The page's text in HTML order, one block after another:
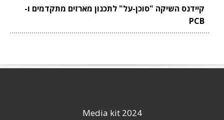
קיידנס השיקה "סוכן-על" לתכנון מארזים מתקדמים ו-
PCB
Media kit 2024